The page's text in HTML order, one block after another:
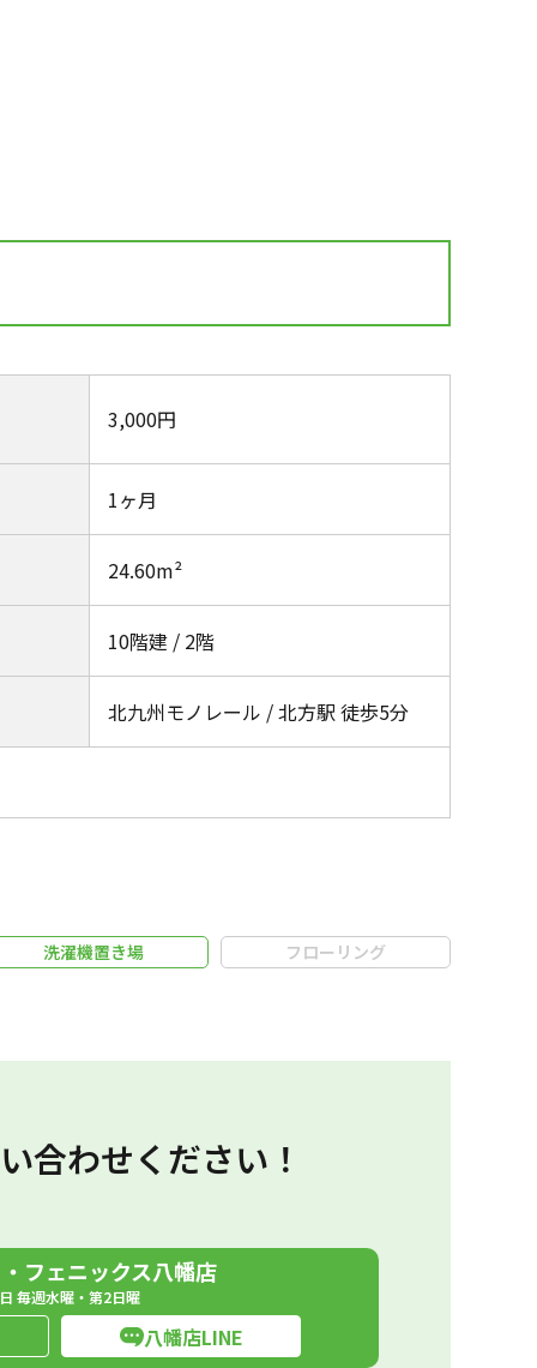
3,000円
1ヶ月
24.60m²
10階建 / 2階
北九州モノレール / 北方駅 徒歩5分
洗濯機置き場 フローリング
合わせください！
フェニックス八幡店
毎週水曜・第2日曜
八幡店LINE